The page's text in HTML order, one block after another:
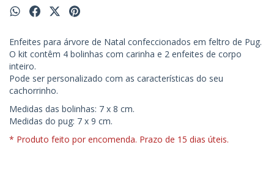
Enfeites para árvore de Natal confeccionados em feltro de Pug.
O kit contêm 4 bolinhas com carinha e 2 enfeites de corpo
inteiro.
Pode ser personalizado com as características do seu
cachorrinho.
Medidas das bolinhas: 7 x 8 cm.
Medidas do pug: 7 x 9 cm.
* Produto feito por encomenda. Prazo de 15 dias úteis.